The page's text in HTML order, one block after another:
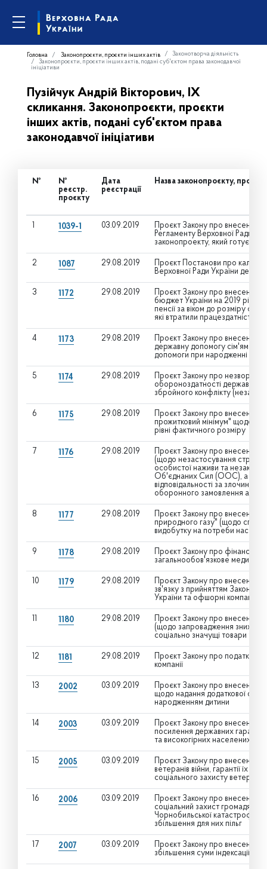
Головна Законопроєкти, проєкти інших актів
Законотворча діяльність
Законопроєкти, проєкти інших актів, подані суб'єктом права законодавчої
ініціативи
Пузійчук Андрій Вікторович, IX
скликання. Законопроєкти, проєкти
інших актів, подані суб'єктом права
законодавчої ініціативи
№
№
реєстр.
проєкту
Дата
реєстрації
Назва законопроєкту,
1 1039-1 03.09.2019
Проєкт Закону про внесення
Регламенту Верховної Ради
законопроекту, який
2 1087 29.08.2019
Проєкт Постанови про
Верховної Ради України
3 1172 29.08.2019
Проєкт Закону про внесення
бюджет України на 2019 рік"
пенсії за віком до розміру
які втратили працездатність
4 1173 29.08.2019
Проєкт Закону про внесення
державну допомогу сім'ям з
допомоги при народженні
5 1174 29.08.2019
Проєкт Закону про
обороноздатності держави в
збройного конфлікту
6 1175 29.08.2019
Проєкт Закону про внесення
прожитковий мінімум" щодо
рівні фактичного розміру
7 1176 29.08.2019
Проєкт Закону про внесення
(щодо незастосування
особистої наживи та
Об'єднаних Сил (ООС), а також
відповідальності за злочини,
оборонного замовлення або
8 1177 29.08.2019
Проєкт Закону про внесення
природного газу" (щодо
видобутку на потреби
9 1178 29.08.2019
Проєкт Закону про фінансове
загальнообов'язкове медичне
10 1179 29.08.2019
Проєкт Закону про внесення
зв'язку з прийняттям Закону
України та офшорні компанії"
11 1180 29.08.2019
Проєкт Закону про внесення
(щодо запровадження
соціально значущі товари та
12 1181 29.08.2019
Проєкт Закону про
компанії
13 2002 03.09.2019
Проєкт Закону про внесення
щодо надання додаткової
народженням дитини
14 2003 03.09.2019
Проєкт Закону про внесення
посилення державних
та високогірних населених
15 2005 03.09.2019
Проєкт Закону про внесення
ветеранів війни, гарантії їх
соціального захисту ветеранів
16 2006 03.09.2019
Проєкт Закону про внесення
соціальний захист громадян,
Чорнобильської катастрофи"
збільшення для них пільг
17 2007 03.09.2019
Проєкт Закону про внесення
збільшення суми індексації